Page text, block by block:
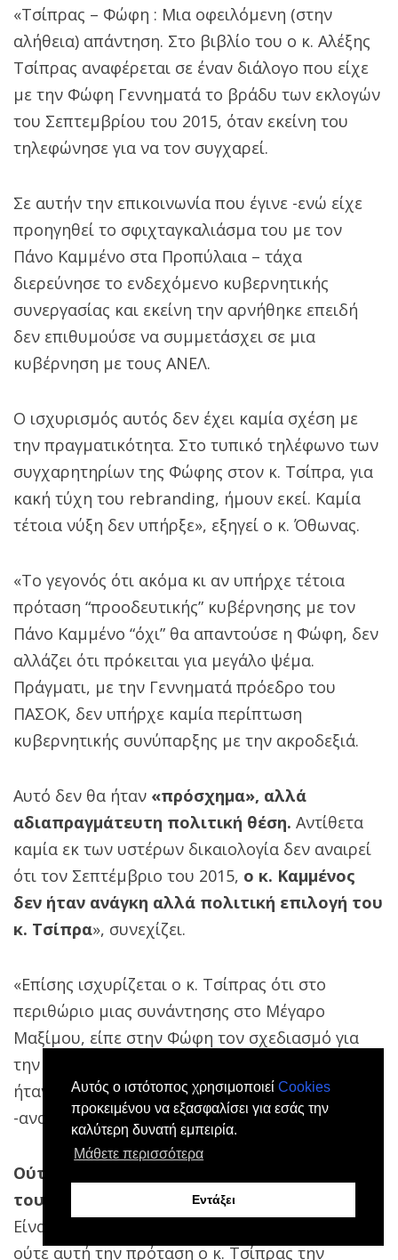
Αυτός ο ιστότοπος χρησιμοποιεί Cookies
προκειμένου να εξασφαλίσει για εσάς την
καλύτερη δυνατή εμπειρία.
Μάθετε περισσότερα
Εντάξει
«Τσίπρας – Φώφη : Μια οφειλόμενη (στην
αλήθεια) απάντηση. Στο βιβλίο του ο κ. Αλέξης
Τσίπρας αναφέρεται σε έναν διάλογο που είχε
με την Φώφη Γεννηματά το βράδυ των εκλογών
του Σεπτεμβρίου του 2015, όταν εκείνη του
τηλεφώνησε για να τον συγχαρεί.
Σε αυτήν την επικοινωνία που έγινε -ενώ είχε
προηγηθεί το σφιχταγκαλιάσμα του με τον
Πάνο Καμμένο στα Προπύλαια – τάχα
διερεύνησε το ενδεχόμενο κυβερνητικής
συνεργασίας και εκείνη την αρνήθηκε επειδή
δεν επιθυμούσε να συμμετάσχει σε μια
κυβέρνηση με τους ΑΝΕΛ.
Ο ισχυρισμός αυτός δεν έχει καμία σχέση με
την πραγματικότητα. Στο τυπικό τηλέφωνο των
συγχαρητηρίων της Φώφης στον κ. Τσίπρα, για
κακή τύχη του rebranding, ήμουν εκεί. Καμία
τέτοια νύξη δεν υπήρξε», εξηγεί ο κ. Όθωνας.
«Το γεγονός ότι ακόμα κι αν υπήρχε τέτοια
πρόταση “προοδευτικής” κυβέρνησης με τον
Πάνο Καμμένο “όχι” θα απαντούσε η Φώφη, δεν
αλλάζει ότι πρόκειται για μεγάλο ψέμα.
Πράγματι, με την Γεννηματά πρόεδρο του
ΠΑΣΟΚ, δεν υπήρχε καμία περίπτωση
κυβερνητικής συνύπαρξης με την ακροδεξιά.
Αυτό δεν θα ήταν «πρόσχημα», αλλά
αδιαπραγμάτευτη πολιτική θέση. Αντίθετα
καμία εκ των υστέρων δικαιολογία δεν αναιρεί
ότι τον Σεπτέμβριο του 2015, ο κ. Καμμένος
δεν ήταν ανάγκη αλλά πολιτική επιλογή του
κ. Τσίπρα», συνεχίζει.
«Επίσης ισχυρίζεται ο κ. Τσίπρας ότι στο
περιθώριο μιας συνάντησης στο Μέγαρο
Μαξίμου, είπε στην Φώφη τον σχεδιασμό για
την αλλαγή του εκλογικού νόμου και εκείνη δεν
ήταν αρνητική, αλλά μετά άλλαξε γνώμη
-αναίτια και χωρίς εξήγηση.
Ούτε αυτό σύμφωνα με την γνώση που εκ
του ρόλου μου τότε είχα, είναι αλήθεια.
Είναι χαρακτηριστικό ότι κατά την εκδοχή του,
ούτε αυτή την πρόταση ο κ. Τσίπρας την